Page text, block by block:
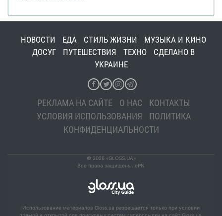
НОВОСТИ ЕДА СТИЛЬ ЖИЗНИ
МУЗЫКА И КИНО
ДОСУГ
ПУТЕШЕСТВИЯ ТЕХНО
СДЕЛАНО В
УКРАИНЕ
РЕКЛАМА НА САЙТЕ О НАС
КОНТАКТЫ
УСЛОВИЯ ИСПОЛЬЗОВАНИЯ
ПОЛИТИКА
КОНФИДЕНЦИАЛЬНОСТИ
© 2026 «GLOSS.UA»
Все права защищены. ePN
Использование материалов Gloss.ua разрешается только при условии
прямой и открытой для поисковых систем гиперссылки на сайт Gloss.ua.